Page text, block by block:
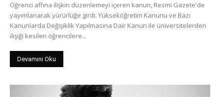
Öğrenci affına ilişkin düzenlemeyi içeren kanun, Resmi Gazete'de
yayımlanarak yürürlüğe girdi. Yükseköğretim Kanunu ve Bazı
Kanunlarda Değişiklik Yapılmasına Dair Kanun ile üniversitelerden
ilişiği kesilen öğrencilere...
Devamını Oku